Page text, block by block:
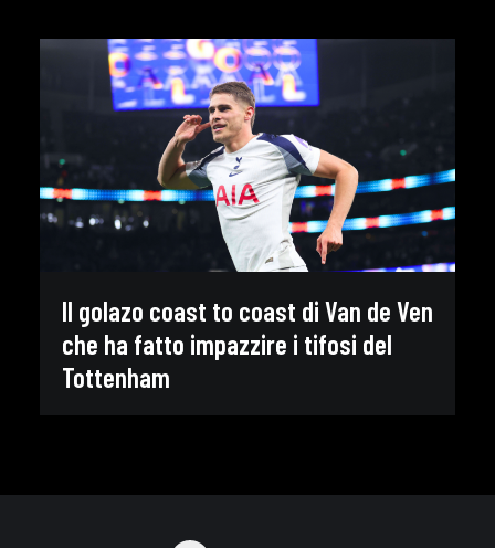
Il golazo coast to coast di Van de Ven
che ha fatto impazzire i tifosi del
Tottenham